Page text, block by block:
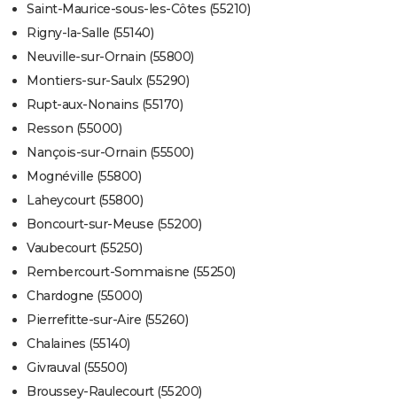
Saint-Maurice-sous-les-Côtes (55210)
Rigny-la-Salle (55140)
Neuville-sur-Ornain (55800)
Montiers-sur-Saulx (55290)
Rupt-aux-Nonains (55170)
Resson (55000)
Nançois-sur-Ornain (55500)
Mognéville (55800)
Laheycourt (55800)
Boncourt-sur-Meuse (55200)
Vaubecourt (55250)
Rembercourt-Sommaisne (55250)
Chardogne (55000)
Pierrefitte-sur-Aire (55260)
Chalaines (55140)
Givrauval (55500)
Broussey-Raulecourt (55200)